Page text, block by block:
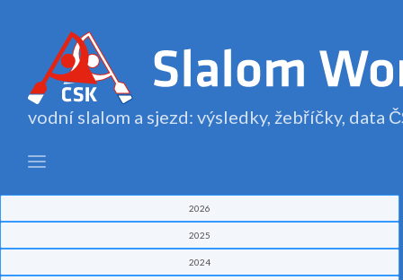
vodní slalom a sjezd: výsledky, žebříčky, data
2026
2025
2024